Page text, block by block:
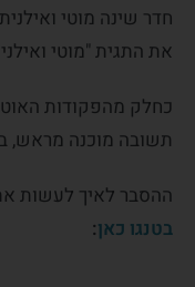
חדר שינה מוטי
את התגית "מוטי
כחלק מהפקודות
תשובה מוכנה מראש,
ההסבר לאיך לעשות
בטנגו כאן: